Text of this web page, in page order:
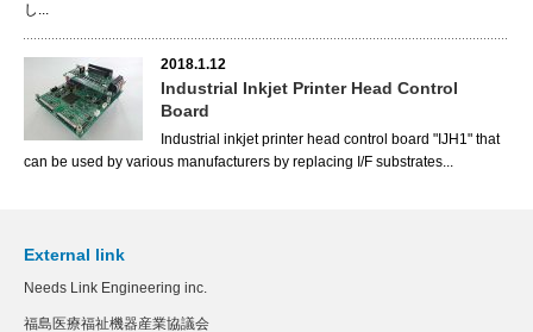
し...
2018.1.12
Industrial Inkjet Printer Head Control
Board
Industrial inkjet printer head control board "IJH1" that
can be used by various manufacturers by replacing I/F substrates...
External link
Needs Link Engineering inc.
福島医療福祉機器産業協議会